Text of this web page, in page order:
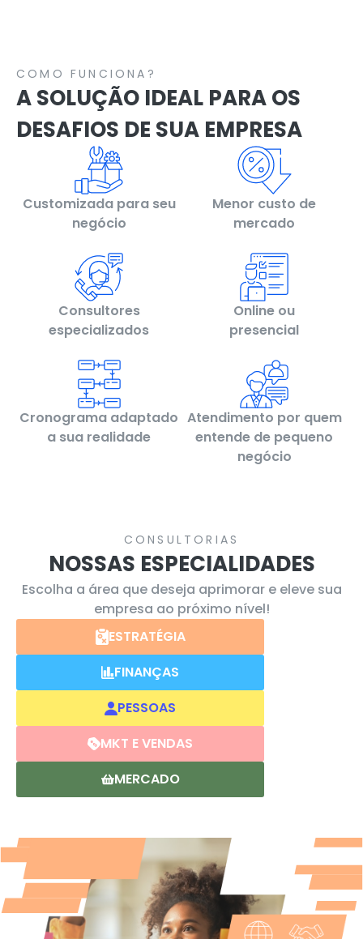
COMO FUNCIONA?
A SOLUÇÃO IDEAL PARA OS
DESAFIOS DE SUA EMPRESA
Customizada para seu
negócio
Menor custo de
mercado
Consultores
especializados
Online ou
presencial
Cronograma adaptado
a sua realidade
Atendimento por quem
entende de pequeno
negócio
CONSULTORIAS
NOSSAS ESPECIALIDADES
Escolha a área que deseja aprimorar e eleve sua
empresa ao próximo nível!
ESTRATÉGIA
FINANÇAS
PESSOAS
MKT E VENDAS
MERCADO